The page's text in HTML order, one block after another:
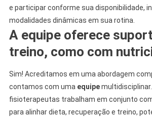
e participar conforme sua disponibilidade,
modalidades dinâmicas em sua rotina.
A equipe oferece
treino, como com
Sim! Acreditamos em uma abordagem
contamos com uma equipe
fisioterapeutas trabalham em conjunto
para alinhar dieta, recuperação e treino,